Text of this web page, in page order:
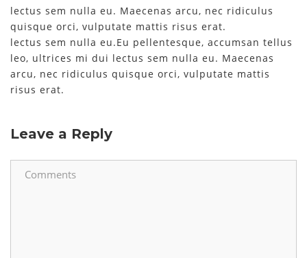
lectus sem nulla eu. Maecenas arcu, nec ridiculus
quisque orci, vulputate mattis risus erat.
lectus sem nulla eu.Eu pellentesque, accumsan tellus
leo, ultrices mi dui lectus sem nulla eu. Maecenas
arcu, nec ridiculus quisque orci, vulputate mattis
risus erat.
Leave a Reply